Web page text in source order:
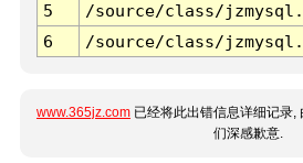
5
/source/class/
6
/source/class/
www.365jz.com 已经将此出错信息详细记录,
们深感歉意.